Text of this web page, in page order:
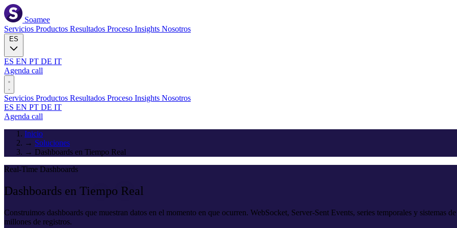
Soamee
Servicios Productos Resultados Proceso Insights Nosotros
ES EN PT DE IT
Agenda call
Servicios Productos Resultados Proceso Insights Nosotros
ES EN PT DE IT
Agenda call
Inicio
→ Soluciones
→ Dashboards en Tiempo Real
Real-Time Dashboards
Dashboards en Tiempo Real
Construimos dashboards que muestran datos en el momento en que ocurren. WebSocket, Server-Sent Events, series temporales y sistemas
millones de registros.